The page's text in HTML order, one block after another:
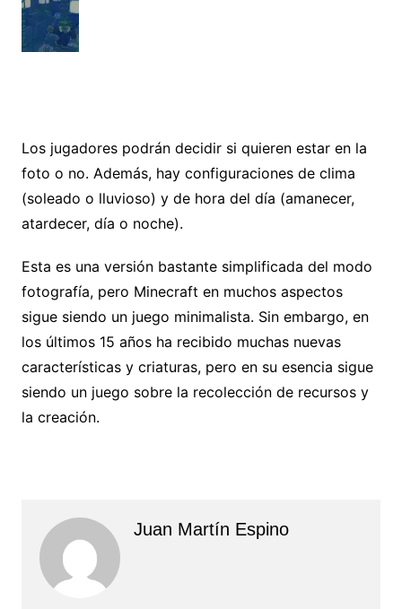
Los jugadores podrán decidir si quieren estar en la
foto o no. Además, hay configuraciones de clima
(soleado o lluvioso) y de hora del día (amanecer,
atardecer, día o noche).
Esta es una versión bastante simplificada del modo
fotografía, pero Minecraft en muchos aspectos
sigue siendo un juego minimalista. Sin embargo, en
los últimos 15 años ha recibido muchas nuevas
características y criaturas, pero en su esencia sigue
siendo un juego sobre la recolección de recursos y
la creación.
Juan Martín Espino